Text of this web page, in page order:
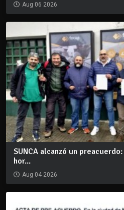
Aug 06 2026
SUNCA alcanzó un
hor...
Aug 04 2026